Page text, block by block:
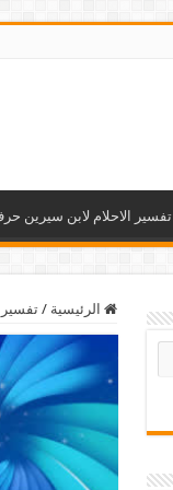
تفسير الاحلام لابن سيرين
الرئيسية /